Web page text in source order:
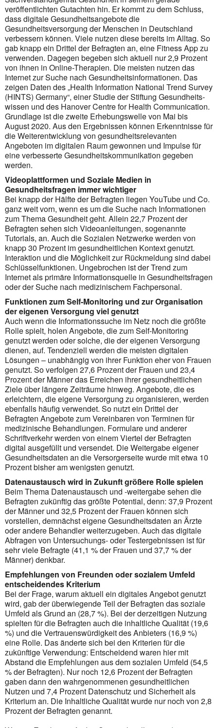
veröffentlichten Gutachten hin. Er kommt zu dem Schluss,
dass digitale Gesundheitsangebote die
Gesundheitsversorgung der Menschen in Deutschland
verbessern können. Viele nutzen diese bereits im Alltag. So
gab knapp ein Drittel der Befragten an, eine Fitness App zu
verwenden. Dagegen begeben sich aktuell nur 2,9 Prozent
von ihnen in Online-Therapien. Die meisten nutzen das
Internet zur Suche nach Gesundheitsinformationen. Das
zeigen Daten des „Health Information National Trend Survey
(HINTS) Germany“, einer Studie der Stiftung Gesundheits­
wissen und des Hanover Centre for Health Communication.
Grundlage ist die zweite Erhebungswelle von Mai bis
August 2020. Aus den Ergebnissen können Erkenntnisse für
die Weiterentwicklung von gesund­heitsrelevanten
Angeboten im digitalen Raum gewonnen und Impulse für
eine verbesserte Gesundheits­kommunikation gegeben
werden.
Videoplattformen und Soziale Medien in
Gesundheitsfragen immer wichtiger
Bei knapp der Hälfte der Befragten liegen YouTube und Co.
ganz weit vorn, wenn es um die Suche nach Informationen
zum Thema Gesundheit geht. Allein 22,7 Prozent der
Befragten sehen sich Videoanlei­tungen, sogenannte
Tutorials, an. Auch die Sozialen Netzwerke werden von
knapp 30 Prozent im gesundheit­lichen Kontext genutzt.
Interaktion und die Möglichkeit zur Rückmeldung sind dabei
Schlüsselfunktionen. Ungebrochen ist der Trend zum
Internet als primäre Informationsquelle in Gesundheitsfragen
oder der Suche nach medizinischem Fachpersonal.
Funktionen zum Self-Monitoring und zur Organisation
der eigenen Versorgung viel genutzt
Auch wenn die Informationssuche im Netz noch die größte
Rolle spielt, holen Angebote, die zum Self-Monitoring
genutzt werden oder solche, die der eigenen Versorgung
dienen, auf. Tendenziell werden die meisten digitalen
Lösungen – unabhängig von ihrer Funktion eher von Frauen
genutzt. So verfolgen 27,6 Prozent der Frauen und 23,4
Prozent der Männer das Erreichen ihrer gesundheitlichen
Ziele über längere Zeiträume hinweg. Angebote, die es
erleichtern, die eigene Versorgung zu organisieren, werden
ebenfalls häufig verwendet. So nutzt ein Drittel der
Befragten Angebote zum Vereinbaren von Terminen für
medizinische Behandlungen. Formulare und anderer
Schriftverkehr werden von einem Viertel der Befragten
digital ausgefüllt und versendet. Die Weitergabe eigener
Gesundheitsdaten an die Versorgerseite wurde mit etwa 10
Prozent bisher am wenigsten genutzt.
Datenaustausch wird in Zukunft größere Rolle spielen
Beim Thema Datenaustausch und -weitergabe sehen die
Befragten zukünftig das größte Potential, denn: 37,9 Prozent
der Männer und 32,5 Prozent der Frauen können sich
vorstellen, demnächst eigene Gesundheitsdaten an Ärzte
oder andere Behandler weiterzugeben. Auch das digitale
Abfragen von Untersuchungs- oder Testergebnissen ist für
sehr viele Befragte (41,1 % der Frauen und 37,7 % der
Männer) denkbar.
Empfehlungen von Freunden oder sozialem Umfeld
entscheidendes Kriterium
Bei der Frage, warum aktuell ein digitales Angebot genutzt
wird, gab der überwiegende Teil der Befragten das soziale
Umfeld als Grund an (28,7 %). Bei der derzeitigen Nutzung
spielten für die Befragten auch die inhaltliche Qualität (19,6
%) und die Vertrauenswürdigkeit des Anbieters (16,9 %)
eine Rolle. Das änderte sich bei den Kriterien für die
zukünftige Verwendung: Entscheidend waren hier mit
Abstand die Empfehlungen aus dem sozialen Umfeld (54,5
% der Befragten). Nur noch 12,6 Prozent der Befragten
gaben dann den wahrgenommenen gesundheitlichen
Nutzen und 7,4 Prozent Datenschutz und Sicherheit als
Kriterium an. Die Inhaltliche Qualität wurde nur noch von 2,8
Prozent der Befragten genannt.